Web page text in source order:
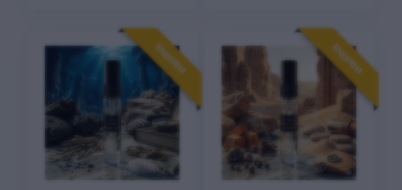
ENDIRIM ENDIRIM